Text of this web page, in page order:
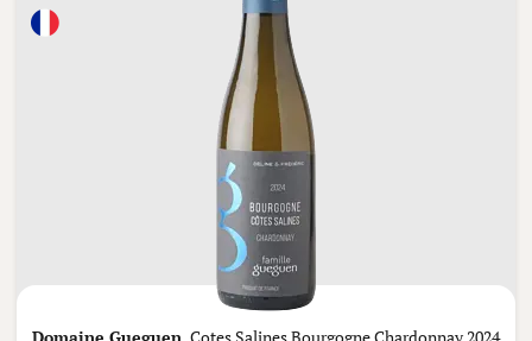
Domaine Gueguen, Cotes Salines Bourgogne Chardonnay 2024